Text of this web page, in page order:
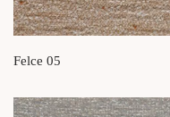
Felce 05